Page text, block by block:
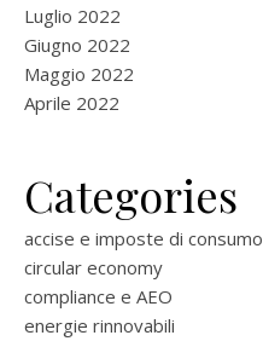
Luglio 2022
Giugno 2022
Maggio 2022
Aprile 2022
Categories
accise e imposte di consumo
circular economy
compliance e AEO
energie rinnovabili